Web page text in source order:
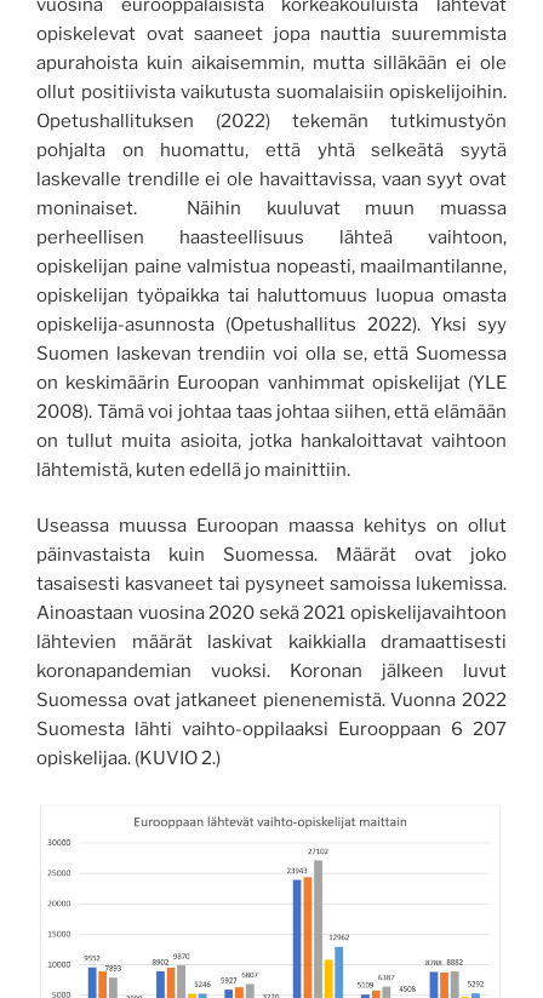
vuosina eurooppalaisista korkeakouluista lähtevät
opiskelevat ovat saaneet jopa nauttia suuremmista
apurahoista kuin aikaisemmin, mutta silläkään ei ole
ollut positiivista vaikutusta suomalaisiin opiskelijoihin.
Opetushallituksen (2022) tekemän tutkimustyön
pohjalta on huomattu, että yhtä selkeätä syytä
laskevalle trendille ei ole havaittavissa, vaan syyt ovat
moninaiset. Näihin kuuluvat muun muassa
perheellisen haasteellisuus lähteä vaihtoon,
opiskelijan paine valmistua nopeasti, maailmantilanne,
opiskelijan työpaikka tai haluttomuus luopua omasta
opiskelija-asunnosta (Opetushallitus 2022). Yksi syy
Suomen laskevan trendiin voi olla se, että Suomessa
on keskimäärin Euroopan vanhimmat opiskelijat (YLE
2008). Tämä voi johtaa taas johtaa siihen, että elämään
on tullut muita asioita, jotka hankaloittavat vaihtoon
lähtemistä, kuten edellä jo mainittiin.
Useassa muussa Euroopan maassa kehitys on ollut
päinvastaista kuin Suomessa. Määrät ovat joko
tasaisesti kasvaneet tai pysyneet samoissa lukemissa.
Ainoastaan vuosina 2020 sekä 2021 opiskelijavaihtoon
lähtevien määrät laskivat kaikkialla dramaattisesti
koronapandemian vuoksi. Koronan jälkeen luvut
Suomessa ovat jatkaneet pienenemistä. Vuonna 2022
Suomesta lähti vaihto-oppilaaksi Eurooppaan 6 207
opiskelijaa. (KUVIO 2.)